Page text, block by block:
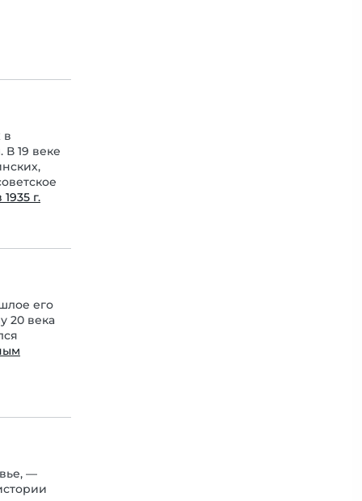
в
19 веке
г.
его
20 века
—